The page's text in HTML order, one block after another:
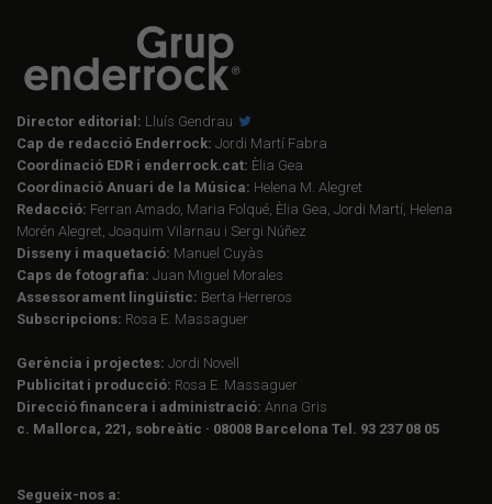
Director editorial: Lluís Gendrau
Cap de redacció Enderrock: Jordi Martí Fabra
Coordinació EDR i enderrock.cat: Èlia Gea
Coordinació Anuari de la Música: Helena M. Alegret
Redacció: Ferran Amado, Maria Folqué, Èlia Gea, Jordi Martí, Helena
Morén Alegret, Joaquim Vilarnau i Sergi Núñez
Disseny i maquetació: Manuel Cuyàs
Caps de fotografia: Juan Miguel Morales
Assessorament lingüístic: Berta Herreros
Subscripcions: Rosa E. Massaguer
Gerència i projectes: Jordi Novell
Publicitat i producció: Rosa E. Massaguer
Direcció financera i administració: Anna Gris
c. Mallorca, 221, sobreàtic · 08008 Barcelona Tel. 93 237 08 05
Segueix-nos a: